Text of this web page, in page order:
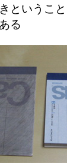
というこ
る